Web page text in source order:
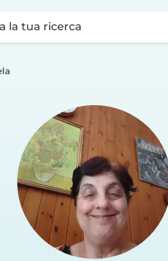
la tua ricerca